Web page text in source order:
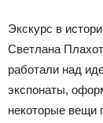
Экскурс в
Светлана
работали над
экспонаты,
некоторые вещи